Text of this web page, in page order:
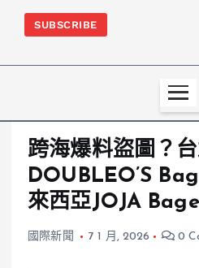
SUBSCRIBE
跨海爆料盜圖？
DOUBLEO’S
來西亞JOJA
國際新聞 7 1 月, 2026 0